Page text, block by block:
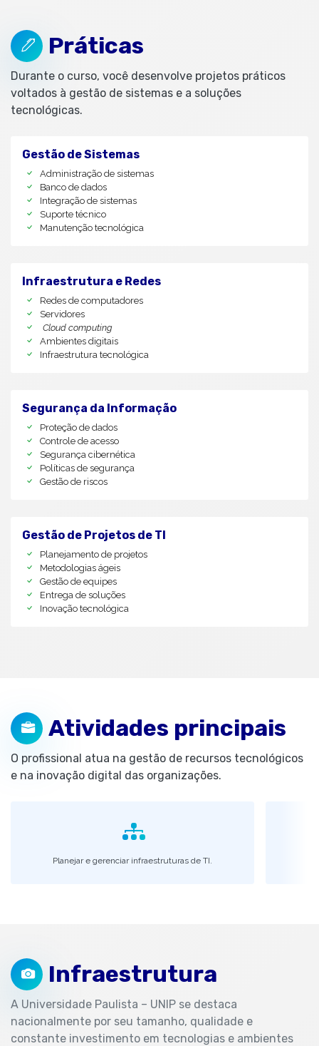
Práticas
Durante o curso, você desenvolve projetos práticos
voltados à gestão de sistemas e a soluções
tecnológicas.
Gestão de Sistemas
Administração de sistemas
Banco de dados
Integração de sistemas
Suporte técnico
Manutenção tecnológica
Infraestrutura e Redes
Redes de computadores
Servidores
Cloud computing
Ambientes digitais
Infraestrutura tecnológica
Segurança da Informação
Proteção de dados
Controle de acesso
Segurança cibernética
Políticas de segurança
Gestão de riscos
Gestão de Projetos de TI
Planejamento de projetos
Metodologias ágeis
Gestão de equipes
Entrega de soluções
Inovação tecnológica
Atividades principais
O profissional atua na gestão de recursos tecnológicos
e na inovação digital das organizações.
Planejar e gerenciar infraestruturas de TI.
Infraestrutura
A Universidade Paulista – UNIP se destaca
nacionalmente por seu tamanho, qualidade e
constante investimento em tecnologias e ambientes